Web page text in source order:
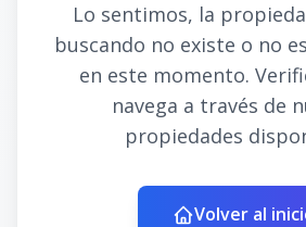
Lo sentimos, la
buscando no existe o no
en este momento.
navega a través de
propiedades
Volver al